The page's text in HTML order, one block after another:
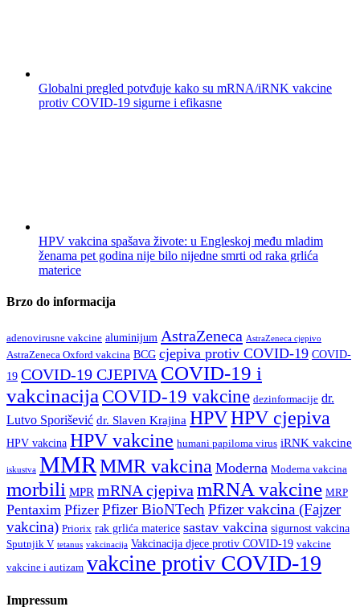
Globalni pregled potvđuje kako su mRNA/iRNK vakcine
protiv COVID-19 sigurne i efikasne
HPV vakcina spašava živote: u Engleskoj među mladim
ženama pet godina nije bilo nijedne smrti od raka grlića
materice
Brzo do informacija
adenovirusne vakcine aluminijum AstraZeneca AstraZeneca cjepivo
AstraZeneca Oxford vakcina BCG cjepiva protiv COVID-19 COVID-
19 COVID-19 CJEPIVA COVID-19 i
vakcinacija COVID-19 vakcine dezinformacije dr.
Lutvo Sporišević dr. Slaven Krajina HPVHPV cjepiva
HPV vakcina HPV vakcine humani papiloma virus iRNK vakcine
iskustva MMRMMR vakcina Moderna Moderna vakcina
morbili MPR mRNA cjepiva mRNA vakcine MRP
Pentaxim Pfizer Pfizer BioNTech Pfizer vakcina (Fajzer
vakcina) Priorix rak grlića materice sastav vakcina sigurnost vakcina
Sputnjik V tetanus vakcinacija Vakcinacija djece protiv COVID-19 vakcine
vakcine i autizam vakcine protiv COVID-19
Impressum